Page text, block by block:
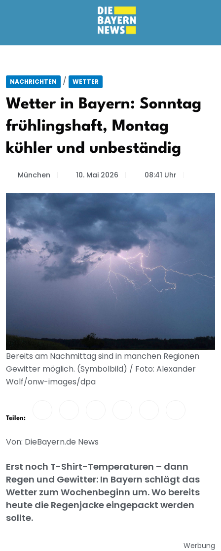
NACHRICHTEN / WETTER
Wetter in Bayern: Sonntag
frühlingshaft, Montag
kühler und unbeständig
München 10. Mai 2026 08:41 Uhr
Bereits am Nachmittag sind in manchen Regionen
Gewitter möglich. (Symbolbild) / Foto: Alexander
Wolf/onw-images/dpa
Teilen:
Von: DieBayern.de News
Erst noch T-Shirt-Temperaturen – dann
Regen und Gewitter: In Bayern schlägt das
Wetter zum Wochenbeginn um. Wo bereits
heute die Regenjacke eingepackt werden
sollte.
Werbung